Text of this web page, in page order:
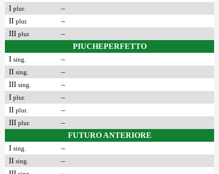
I plur.
–
II plur.
–
III plur.
–
PIUCHEPERFETTO
I sing.
–
II sing.
–
III sing.
–
I plur.
–
II plur.
–
III plur.
–
FUTURO ANTERIORE
I sing.
–
II sing.
–